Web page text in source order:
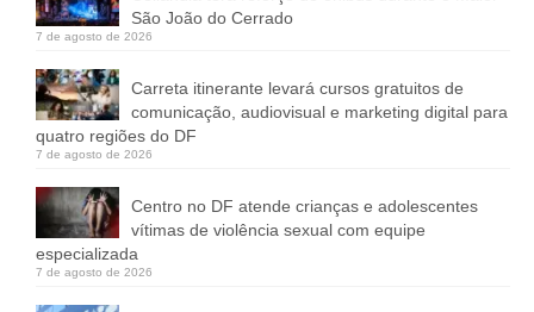
São João do Cerrado
7 de agosto de 2026
Carreta itinerante levará cursos gratuitos de
comunicação, audiovisual e marketing digital para
quatro regiões do DF
7 de agosto de 2026
Centro no DF atende crianças e adolescentes
vítimas de violência sexual com equipe
especializada
7 de agosto de 2026